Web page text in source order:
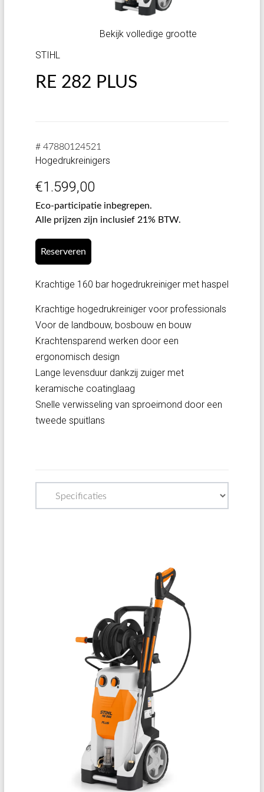
Bekijk volledige grootte
STIHL
RE 282 PLUS
# 47880124521
Hogedrukreinigers
€1.599,00
Eco-participatie inbegrepen.
Alle prijzen zijn inclusief 21% BTW.
Reserveren
Krachtige 160 bar hogedrukreiniger met haspel
Krachtige hogedrukreiniger voor professionals
Voor de landbouw, bosbouw en bouw
Krachtensparend werken door een
ergonomisch design
Lange levensduur dankzij zuiger met
keramische coatinglaag
Snelle verwisseling van sproeimond door een
tweede spuitlans